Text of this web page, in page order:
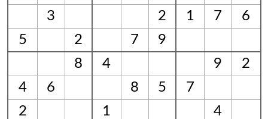
3
2 1 7
6
5
2 7
9
8
4 9
2
4
6 8 5
7
2
1 4